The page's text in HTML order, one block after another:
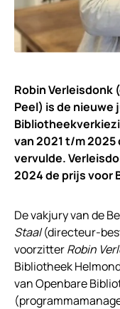
Robin
Peel) is de
van 2021 t/m
vervulde.
2024 de prijs voor
De vakjury van de
Staal(directeur-
voorzitterRobin
Bibliotheek
van Openbare